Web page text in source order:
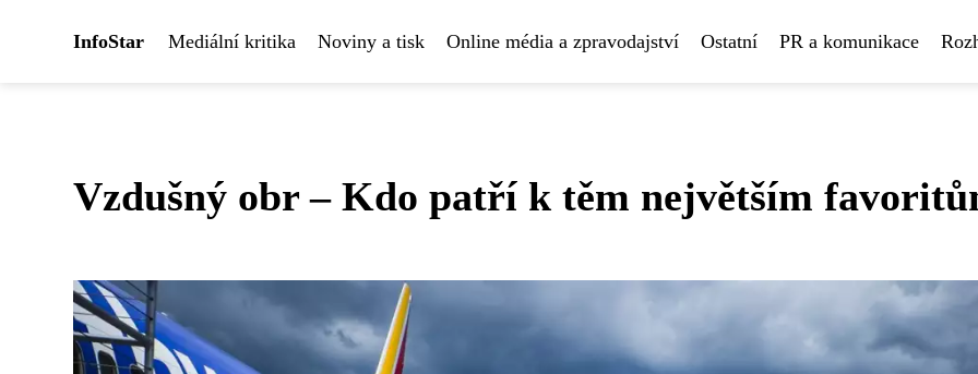
InfoStar Mediální kritika Noviny a tisk Online média a zpravodajství Ostatní PR a komunikace
Vzdušný obr – Kdo patří k těm největším